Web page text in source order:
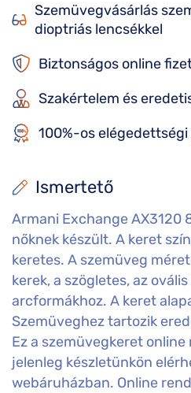
Ismertető
Armani Exchange AX3120
nőknek készült. A keret
keretes. A szemüveg
kerek, a szögletes, az
arcformákhoz. A keret
Szemüveghez tartozik
Ez a szemüvegkeret
jelenleg készletünkön
webáruházban. Online
Szemüvegvásárlás
dioptriás lencsékkel
Biztonságos online
Szakértelem és
100%-os